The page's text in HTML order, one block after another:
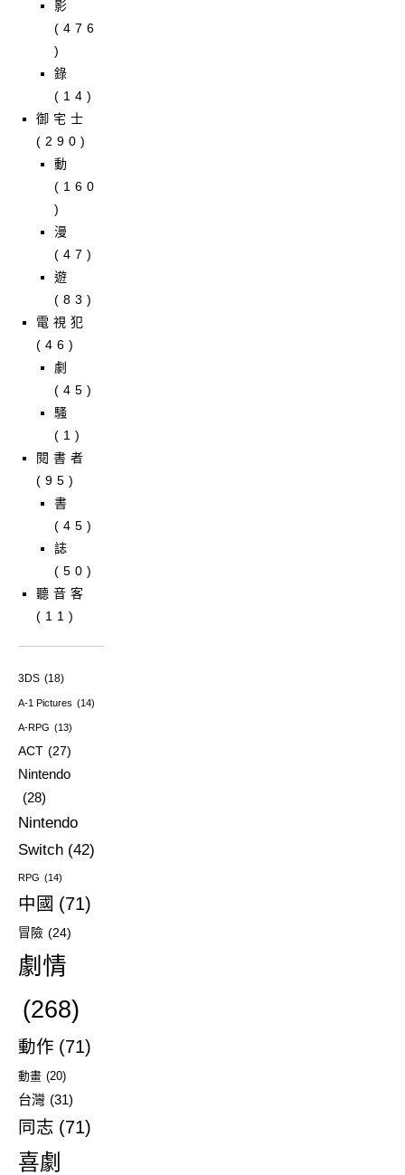
影
(476
)
錄
(14)
御宅士
(290)
動
(160
)
漫
(47)
遊
(83)
電視犯
(46)
劇
(45)
騷
(1)
閱書者
(95)
書
(45)
誌
(50)
聽音客
(11)
3DS (18)
A-1 Pictures (14)
A-RPG (13)
ACT (27)
Nintendo
(28)
Nintendo
Switch (42)
RPG (14)
中國 (71)
冒險 (24)
劇情
(268)
動作 (71)
動畫 (20)
台灣 (31)
同志 (71)
喜劇